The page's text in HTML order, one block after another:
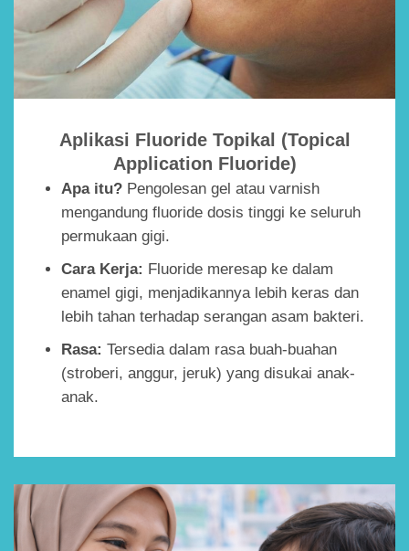
Aplikasi Fluoride Topikal (Topical
Application Fluoride)
Apa itu?Pengolesan gel atau varnish
mengandung fluoride dosis tinggi ke seluruh
permukaan gigi.
Cara Kerja: Fluoride meresap ke dalam
enamel gigi, menjadikannya lebih keras dan
lebih tahan terhadap serangan asam bakteri.
Rasa: Tersedia dalam rasa buah-buahan
(stroberi, anggur, jeruk) yang disukai anak-
anak.